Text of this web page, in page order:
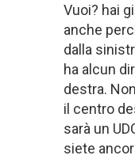
Vuoi? hai
anche
dalla
ha alcun
destra.
il centro
sarà un
siete